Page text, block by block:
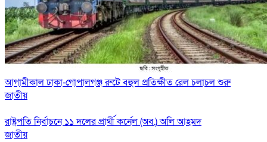
আগামীকাল ঢাকা-গোপালগঞ্জ রুটে বহুল প্রতিক্ষীত রেল চলাচল শুরু
জাতীয়
রাষ্ট্রপতি নির্বাচনে ১১ দলের প্রার্থী কর্নেল (অব.) অলি আহমদ
জাতীয়